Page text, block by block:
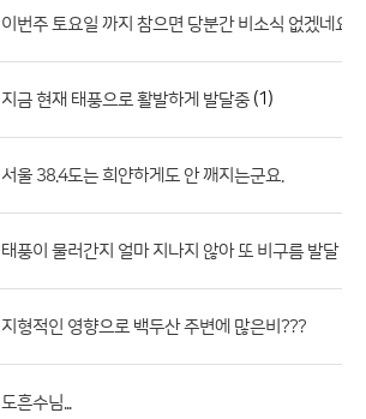
이번주 토요일 까지 참으면 당분간 비소식 없겠네요
지금 현재 태풍으로 활발하게 발달중 (1)
서울 38.4도는 희얀하게도 안 깨지는군요.
태풍이 물러간지 얼마 지나지 않아 또 비구름 발달(1)
지형적인 영향으로 백두산 주변에 많은비???
도흔수님...